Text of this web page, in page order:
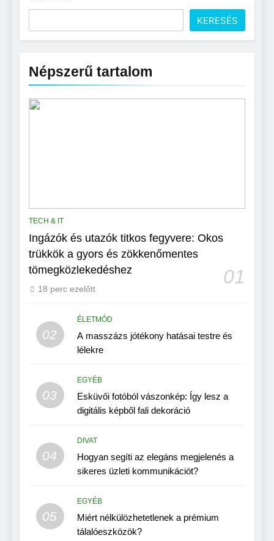
KERESÉS
Népszerű tartalom
TECH & IT
Ingázók és utazók titkos fegyvere: Okos
trükkök a gyors és zökkenőmentes
tömegközlekedéshez
01
18 perc ezelőtt
02
ÉLETMÓD
A masszázs jótékony hatásai testre és
lélekre
03
EGYÉB
Esküvői fotóból vászonkép: Így lesz a
digitális képből fali dekoráció
04
DIVAT
Hogyan segíti az elegáns megjelenés a
sikeres üzleti kommunikációt?
05
EGYÉB
Miért nélkülözhetetlenek a prémium
tálalóeszközök?